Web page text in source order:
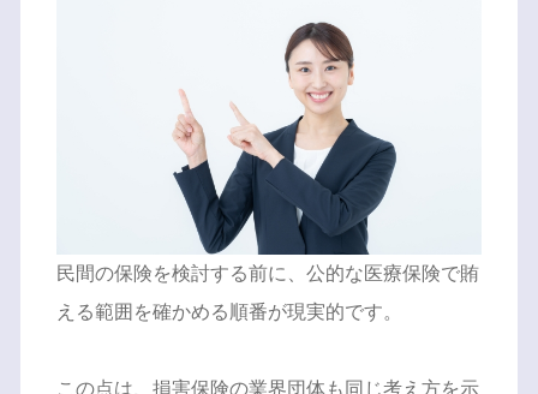
民間の保険を検討する前に、公的な医療保険で賄
える範囲を確かめる順番が現実的です。
この点は、損害保険の業界団体も同じ考え方を示